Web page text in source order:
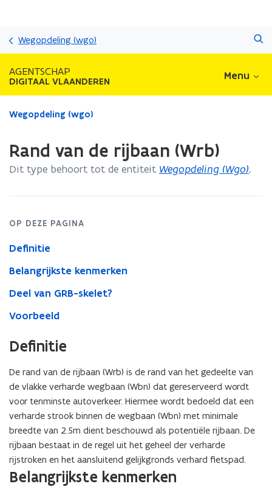
Wegopdeling (wgo)
AGENTSCHAP
DIGITAAL VLAANDEREN Menu
Gedaan
bevindt
(Wrb)
Wegopdeling (wgo)
Rand van de rijbaan (Wrb)
Dit type behoort tot de entiteit Wegopdeling (Wgo).
OP DEZE PAGINA
Definitie
Belangrijkste kenmerken
Deel van GRB-skelet?
Voorbeeld
Definitie
De rand van de rijbaan (Wrb) is de rand van het gedeelte van
de vlakke verharde wegbaan (Wbn) dat gereserveerd wordt
voor tenminste autoverkeer. Hiermee wordt bedoeld dat een
verharde strook binnen de wegbaan (Wbn) met minimale
breedte van 2.5m dient beschouwd als potentiële rijbaan. De
rijbaan bestaat in de regel uit het geheel der verharde
rijstroken en het aansluitend gelijkgronds verhard fietspad.
Belangrijkste kenmerken